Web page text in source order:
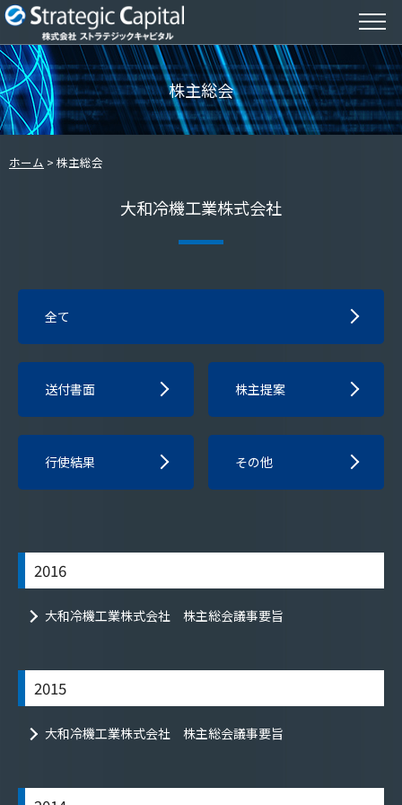
株主総会
ホーム 株主総会
大和冷機工業株式会社
全て
送付書面 株主提案
行使結果 その他
2016
大和冷機工業株式会社 株主総会議事要旨
2015
大和冷機工業株式会社 株主総会議事要旨